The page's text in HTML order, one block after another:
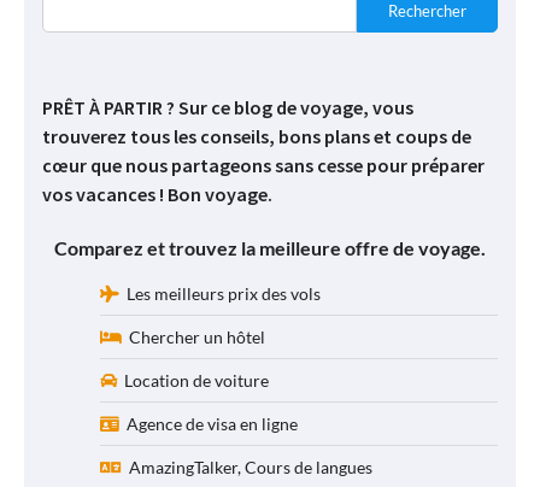
Rechercher
PRÊT À PARTIR ? Sur ce blog de voyage, vous
trouverez tous les conseils, bons plans et coups de
cœur que nous partageons sans cesse pour préparer
vos vacances ! Bon voyage.
Comparez et trouvez la meilleure offre de voyage.
Les meilleurs prix des vols
Chercher un hôtel
Location de voiture
Agence de visa en ligne
AmazingTalker, Cours de langues